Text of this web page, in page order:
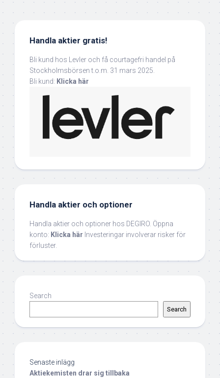
Handla aktier gratis!
Bli kund hos Levler och få courtagefri handel på
Stockholmsbörsen t.o.m. 31 mars 2025.
Bli kund: Klicka här
Handla aktier och optioner
Handla aktier och optioner hos DEGIRO. Öppna
konto: Klicka här Investeringar involverar risker för
förluster.
Search
Search
Senaste inlägg
Aktiekemisten drar sig tillbaka